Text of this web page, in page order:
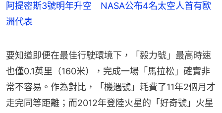
阿提密斯3號明年升空 NASA公布4名太空人首有歐
洲代表
要知道即便在最佳行駛環境下，「毅力號」最高時速
也僅0.1英里（160米），完成一場「馬拉松」確實非
常不容易。作為對比，「機遇號」耗費了11年2個月才
走完同等距離；而2012年登陸火星的「好奇號」火星